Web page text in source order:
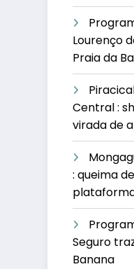
Lourenço
Praia da
Central :
virada de
: queima
Seguro
Banana